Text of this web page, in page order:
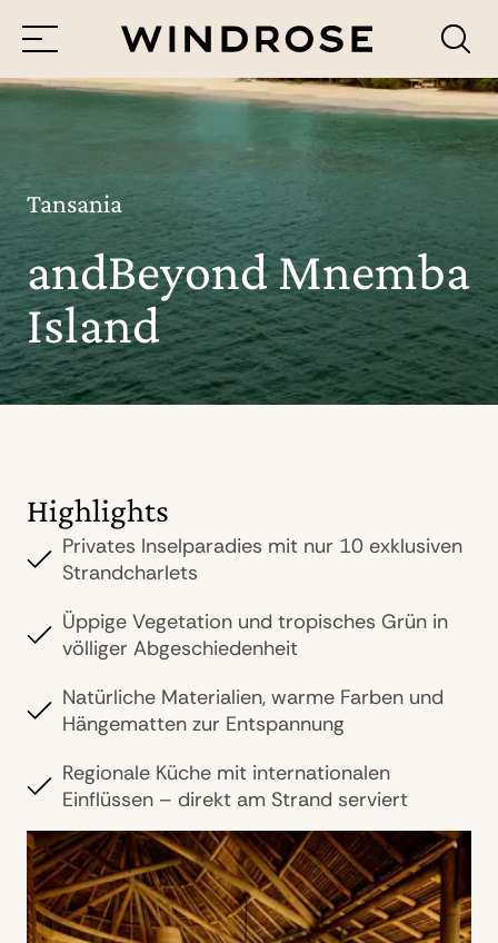
Jetzt Anfrage senden
Tansania
andBeyond Mnemba
Island
Highlights
Privates Inselparadies mit nur 10 exklusiven
Strandcharlets
Üppige Vegetation und tropisches Grün in
völliger Abgeschiedenheit
Natürliche Materialien, warme Farben und
Hängematten zur Entspannung
Regionale Küche mit internationalen
Einflüssen – direkt am Strand serviert